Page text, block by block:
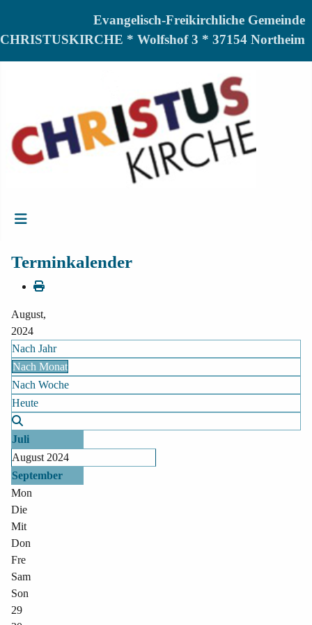
Evangelisch-Freikirchliche Gemeinde
CHRISTUSKIRCHE * Wolfshof 3 * 37154 Northeim
Terminkalender
August,
2024
Nach Jahr
Nach Monat
Nach Woche
Heute
Juli
August 2024
September
Mon
Die
Mit
Don
Fre
Sam
Son
29